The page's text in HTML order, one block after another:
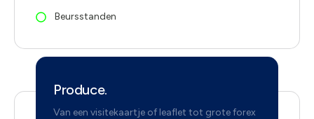
Beursstanden
Produce.
Van een visitekaartje of leaflet tot grote forex